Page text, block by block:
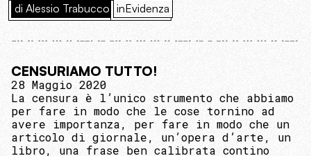
di Alessio Trabucco inEvidenza
CENSURIAMO TUTTO!
28 Maggio 2020
La censura è l’unico strumento che abbiamo
per fare in modo che le cose tornino ad
avere importanza, per fare in modo che un
articolo di giornale, un’opera d’arte, un
libro, una frase ben calibrata contino